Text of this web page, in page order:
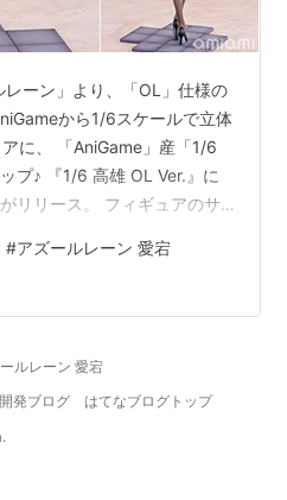
ーン」より、「OL」仕様の
から1/6スケールで立体
に、 「AniGame」産「1/6
プ♪ 『1/6 高雄 OL Ver.』に
リリース。 フィギュアのサ
』1/6 完成品フィギュア
月発売予定です♪
ブースターパック『アズール
#アズールレーン 愛宕
ルレーン 愛宕
開発ブログ
はてなブログトップ